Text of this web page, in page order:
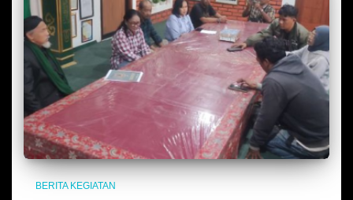
BERITA KEGIATAN